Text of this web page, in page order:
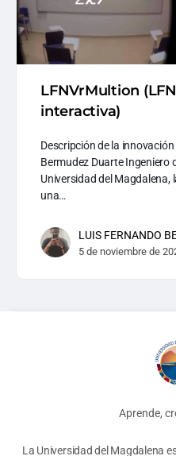
LFNVrMultion
interactiva)
Descripción de la
Bermudez Duarte Ingeniero
Universidad del
una…
LUIS FERNANDO
5 de noviembre de
Aprende,
La Universidad del Magdalena